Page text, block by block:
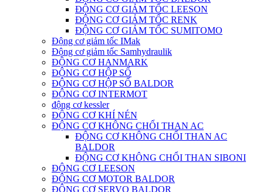
ĐỘNG CƠ GIẢM TỐC LEESON
ĐỘNG CƠ GIẢM TỐC RENK
ĐỘNG CƠ GIẢM TỐC SUMITOMO
Động cơ giảm tốc IMak
Động cơ giảm tốc Samhydraulik
ĐỘNG CƠ HANMARK
ĐỘNG CƠ HỘP SỐ
ĐỘNG CƠ HỘP SỐ BALDOR
ĐỘNG CƠ INTERMOT
động cơ kessler
ĐỘNG CƠ KHÍ NÉN
ĐỘNG CƠ KHÔNG CHỔI THAN AC
ĐỘNG CƠ KHÔNG CHỔI THAN AC
BALDOR
ĐỘNG CƠ KHÔNG CHỔI THAN SIBONI
ĐỘNG CƠ LEESON
ĐỘNG CƠ MOTOR BALDOR
ĐỘNG CƠ SERVO BALDOR